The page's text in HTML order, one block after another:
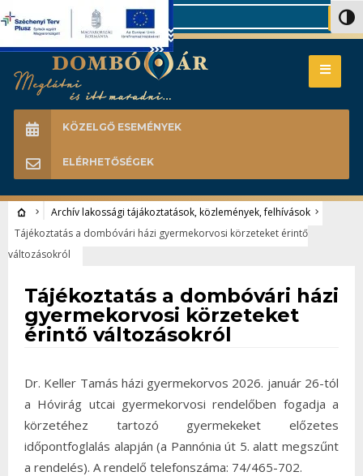
Search
KÖZELGŐ ESEMÉNYEK
ELÉRHETŐSÉGEK
Archív lakossági tájákoztatások, közlemények, felhívások
Tájékoztatás a dombóvári házi gyermekorvosi körzeteket érintő
változásokról
Tájékoztatás a dombóvári házi
gyermekorvosi körzeteket
érintő változásokról
Dr. Keller Tamás házi gyermekorvos 2026. január 26-tól
a Hóvirág utcai gyermekorvosi rendelőben fogadja a
körzetéhez tartozó gyermekeket előzetes
időpontfoglalás alapján (a Pannónia út 5. alatt megszűnt
a rendelés). A rendelő telefonszáma: 74/465-702.